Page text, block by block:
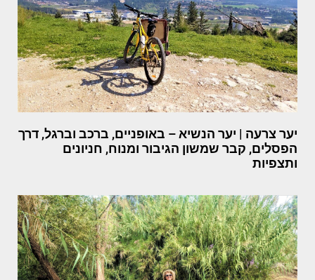
יער צרעה | יער הנשיא – באופניים, ברכב וברגל, דרך
הפסלים, קבר שמשון הגיבור ומנוח, חניונים
ותצפיות